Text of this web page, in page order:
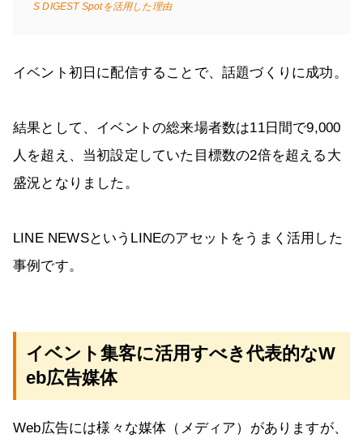
S DIGEST Spotを活用した理由
イベント初日に配信することで、話題づくりに成功。
結果として、イベントの総来場者数は11日間で9,000
人を超え、当初設定していた目標数の2倍を超える大
盛況となりました。
LINE NEWSというLINEのアセットをうまく活用した
事例です。
イベント集客に活用すべき代表的なW
eb広告媒体
Web広告には様々な媒体（メディア）がありますが、